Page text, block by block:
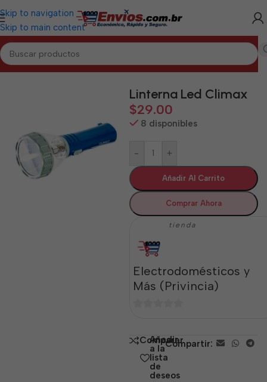
Skip to navigation
Skip to main content
Inicio/SANCTI SPÍRITUS/Electrodomésticos Sancti Spíritus
Linterna Led Climax
$29.00
8 disponibles
- +
Añadir Al Carrito
Comprar Ahora
tienda
Electrodomésticos y
Más (Privincia)
5 Comparar
Añadir
a la
lista
de
deseos
Compartir: